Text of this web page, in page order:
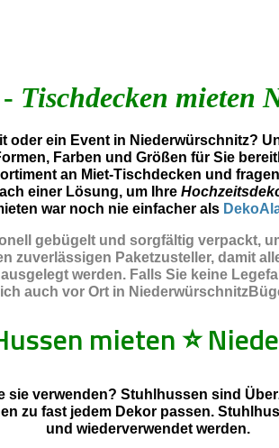
Tischdecken mieten
ein Event in Niederwürschnitz?
Farben und Größen für Sie
an Miet-Tischdecken und
einer Lösung, um Ihre
war noch nie einfacher als
gebügelt und sorgfältig verpackt,
zuverlässigen Paketzusteller, damit
werden. Falls Sie keine
auch vor Ort in
mieten⭐
verwenden? Stuhlhussen sind
zu fast jedem Dekor passen.
und wiederverwendet werden.